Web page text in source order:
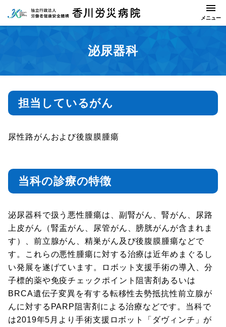
泌尿器科
担当しているがん
尿性路がんおよび後腹膜腫瘍
当科の診療の特徴
泌尿器科で扱う悪性腫瘍は、副腎がん、腎がん、尿路
上皮がん（腎盂がん、尿管がん、膀胱がんが含まれま
す）、前立腺がん、精巣がん及び後腹膜腫瘍などで
す。これらの悪性腫瘍に対する治療は近年めまぐるし
い発展を遂げています。ロボット支援手術の導入、分
子標的薬や免疫チェックポイント阻害剤あるいは
BRCA遺伝子変異を有する転移性去勢抵抗性前立腺が
んに対するPARP阻害剤による治療などです。当科で
は2019年5月より手術支援ロボット「ダヴィンチ」が